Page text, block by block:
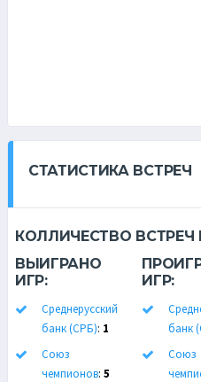
СТАТИСТИКА ВСТРЕЧ
КОЛЛИЧЕСТВО
ВЫИГРАНО
ИГР:
Среднерусский
банк (СРБ): 1
Союз
чемпионов: 5
ИГР:
банк
Союз